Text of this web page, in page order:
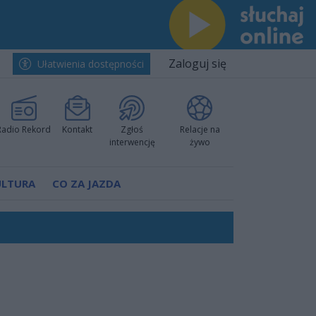
Ułatwienia dostępności Zaloguj się
Rekord Kontakt
Zgłoś
interwencję
Relacje na
żywo
CO ZA JAZDA